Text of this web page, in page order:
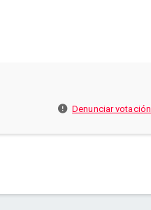
Denunciar votación